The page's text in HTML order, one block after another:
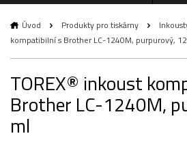
Úvod Produkty pro tiskárny
kompatibilní s Brother LC-1240M, purpurový,
TOREX® inkoust
Brother LC-1240M,
ml